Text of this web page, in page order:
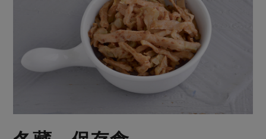
蕈菇類
奶蛋豆・五穀
米麵雜糧
肉食
把最好的台灣味帶回家！
防災用品預購圓滿結束
2026年端午節預購圓滿結束
觀點文章
一籃菜真心話
合作聯合國
關於合作社
合作社組織